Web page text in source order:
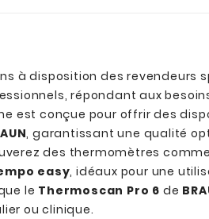
à disposition des
répondant aux
est conçue pour offrir des
, garantissant une qualité
des thermomètres
easy, idéaux pour une
le Thermoscan Pro 6 de
ou clinique.